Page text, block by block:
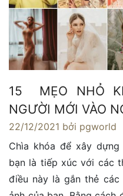
15 MẸO NHỎ
NGƯỜI MỚI VÀO
22/12/2021 bởi pgworld
Chìa khóa để xây
bạn là tiếp xúc với các
điều này là gắn thẻ